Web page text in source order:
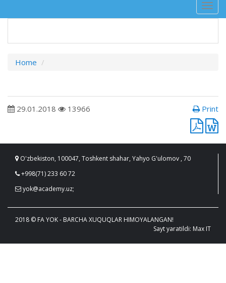
Home
29.01.2018 13966 Print
O'zbekiston, 100047, Toshkent shahar, Yahyo G'ulomov , 70
+998(71) 233 60 72
yok@academy.uz;
2018 © FA YOK - BARCHA XUQUQLAR HIMOYALANGAN!
Sayt yaratildi: Max IT